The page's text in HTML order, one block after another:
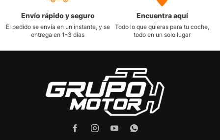
Envío rápido y seguro
El pedido se envía en un instante, y se
entrega en 1-3 días
Encuentra aquí
Todo lo que quieras para tu coche,
todo en un solo lugar